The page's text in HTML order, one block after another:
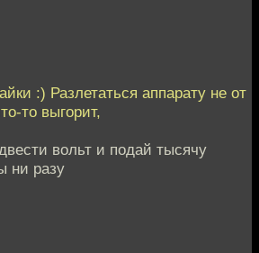
:) Разлетаться аппарату не от
то выгорит,
вольт и подай тысячу
ни разу